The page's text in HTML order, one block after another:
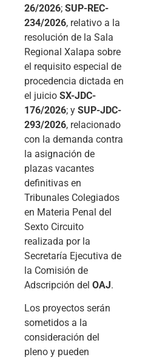
26/2026; SUP-REC-
234/2026, relativo a la
resolución de la Sala
Regional Xalapa sobre
el requisito especial de
procedencia dictada en
el juicio SX-JDC-
176/2026; y SUP-JDC-
293/2026, relacionado
con la demanda contra
la asignación de
plazas vacantes
definitivas en
Tribunales Colegiados
en Materia Penal del
Sexto Circuito
realizada por la
Secretaría Ejecutiva de
la Comisión de
Adscripción del OAJ.
Los proyectos serán
sometidos a la
consideración del
pleno y pueden